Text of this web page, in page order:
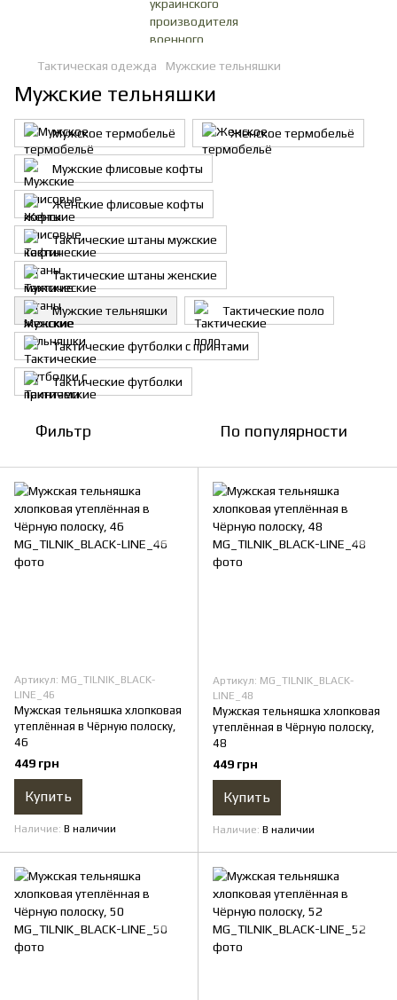
Тактическая одежда Мужские тельняшки
Мужские тельняшки
Мужское термобельё Женское термобельё
Мужские флисовые кофты
Женские флисовые кофты
Тактические штаны мужские
Тактические штаны женские
Мужские тельняшки Тактические поло
Тактические футболки с принтами
Тактические футболки
Фильтр По популярности
Артикул: MG_TILNIK_BLACK-
LINE_46
Мужская тельняшка хлопковая
утеплённая в Чёрную полоску,
46
449 грн
Купить
Наличие В наличии
Артикул: MG_TILNIK_BLACK-
LINE_48
Мужская тельняшка хлопковая
утеплённая в Чёрную полоску,
48
449 грн
Купить
Наличие В наличии